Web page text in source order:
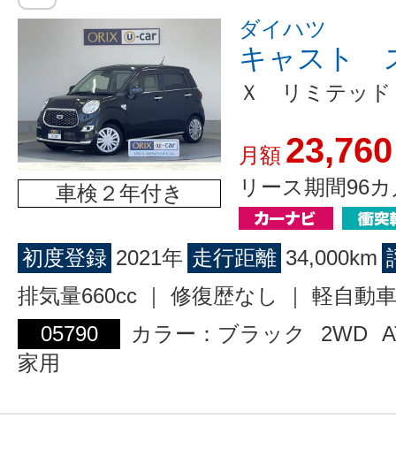
車検２年付き
ダイハツ
キャスト
Ｘ リミテッ
月額 23,760
リース期間96
初度登録 2021年 走行距離 34,000km
排気量660cc ｜ 修復歴なし ｜ 軽自動車
05790
カラー：ブラック 2WD
家用